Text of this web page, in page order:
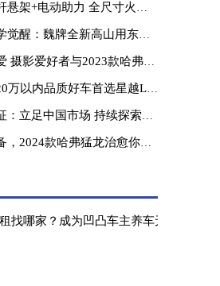
助力 全尺寸火星诠释什么才是“乘用级”
魏牌全新高山用东方自然美对话世界
爱好者与2023款哈弗赤兔的邂逅
品质好车首选星越L雷神Hi·X油电混动版
足中国市场 持续探索智能电动化
款哈弗猛龙治愈你的雨季出行焦虑